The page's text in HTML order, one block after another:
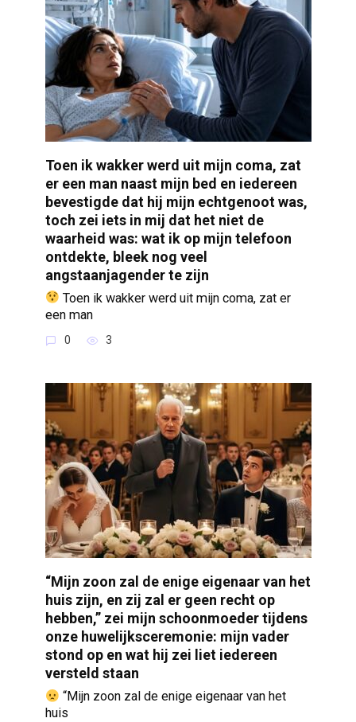
Toen ik wakker werd uit mijn coma, zat
er een man naast mijn bed en iedereen
bevestigde dat hij mijn echtgenoot was,
toch zei iets in mij dat het niet de
waarheid was: wat ik op mijn telefoon
ontdekte, bleek nog veel
angstaanjagender te zijn
Toen ik wakker werd uit mijn coma, zat er
een man
0 3
“Mijn zoon zal de enige eigenaar van het
huis zijn, en zij zal er geen recht op
hebben,” zei mijn schoonmoeder tijdens
onze huwelijksceremonie: mijn vader
stond op en wat hij zei liet iedereen
versteld staan
“Mijn zoon zal de enige eigenaar van het
huis